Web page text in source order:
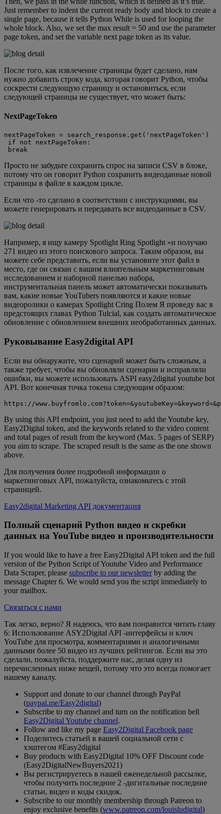
Just remember to indent the current ready body and block to create a
single page, because it tells Python While is used for looping the
whole block. Also, we set the max result = 50 and use the parameter
page token, and set the variable next page token as its value.
После того, как извлечение страницы будет сделано, нам
нужно добавить строку кода, которая говорит Python, чтобы
соскрести следующую страницу и остановиться, если
следующей страницы не существует, что может быть:
NextPageToken
nextPageToken = search_response.get('nextPageToken')
if not nextPageToken:
break
Просто не забудьте сохранить спрос на записи CSV в блоке,
потому что он говорит Python сохранить видеоданные новой
страницы в файле в каждом цикле.
Если что -то сделано в соответствии с инструкциями, вы
можете генерировать и передавать все видеоданные в CSV.
Например, я ищу камеру Spotlight Ring Spotlight »и получаю
271 видео из этого поискового запроса. Таким образом, вы
можете себе представить, если вы установите этот файл в
место, где он связан с вашим влиятельным маркетинговым
исследованием и наборной панелью набора,
инструментальная панель может автоматически показывать
вам, какие новые YouTubers появляются и какие новые
видеоролики о камерах Spotlight Cring Полем Я проведу вас в
предстоящих главах Python Tulcial, как создать автоматическое
обновление с обновлением внешних необработанных данных.
Руковывание Easy2digital API
Если вы обнаружите, что сценарий может быть сложным, а
также требует, чтобы вы обновляли сценарии и исправляли
ошибки, вы можете использовать ASPI easy2digital youtube bot
API. Вот конечная точка токена следующим образом:
https://
By using this API endpoint, you just need to add the Youtube key,
Easy2Digital token, and the keywords related to the video content
and total pages of result from the keyword (Max. 5 pages of SERP)
you aim to scrape. The scraped result is the same as the one shown
above.
Для получения более подробной информации о
маркетинговых API, пожалуйста, ознакомьтесь с этой
страницей.
Easy2digital Marketing API документация
Полный сценарий Python видео и скребки
данных на YouTube видео и производительности
If you would like to have a free Easy2Digital API token and the full
version of the Python Script of Youtube Video and Performance
Data Scraper, please subscribe to our newsletterby adding the
message Chapter 6. We would send you the script immediately to
your mailbox.
Связаться с нами
Так легко, верно? Я надеюсь, что вам понравится читать главу
6: Использование ASY2Digital API -интерфейсы и ключ
YouTube для просмотра, комментариями и аналогичными
данными более 50 видео из лучших рейтингов. Если вы это
сделали, пожалуйста, поддержите нас, делая одну из
перечисленных ниже вещей, потому что это всегда помогает
нашему каналу.
Support and donate to our channel through PayPal
(paypal.me/Easy2digital)
Subscribe to my channel and turn on the notification bell
Easy2Digital Youtube channel.
Follow and like my page Easy2Digital Facebook page
Поделитесь статьей в вашей социальной сети с
хэштегом #Easy2digital
Buy products with Easy2Digital 10% OFF Discount code
(Easy2DigitalNewBuyers2021)
Вы регистрируетесь в нашей еженедельной рассылке,
чтобы получить последние 2 -дигитальные последние
статьи, видео и коды скидок.
Subscribe to our monthly membership through Patreon to
enjoy exclusive benefits (www.patreon.com/louisludigital)